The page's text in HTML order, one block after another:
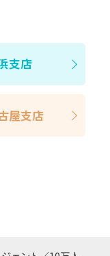
支店
屋支店